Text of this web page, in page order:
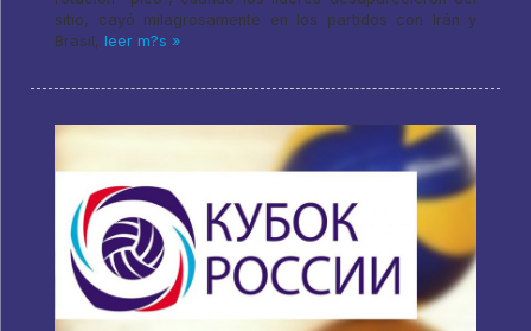
sitio, cayó milagrosamente en los partidos con Irán y
Brasil, leer m?s »